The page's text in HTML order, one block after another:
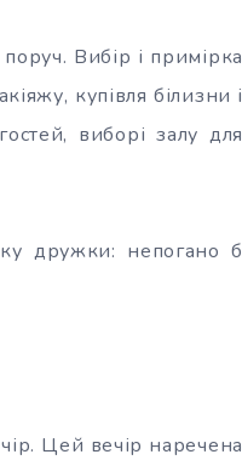
Вибір і примірка
купівля білизни і
виборі залу для
дружки: непогано б
Цей вечір наречена